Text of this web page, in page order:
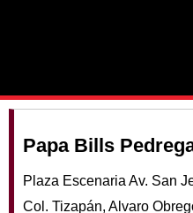
Papa Bills
Plaza Escenaria Av. San
Col. Tizapán, Alvaro